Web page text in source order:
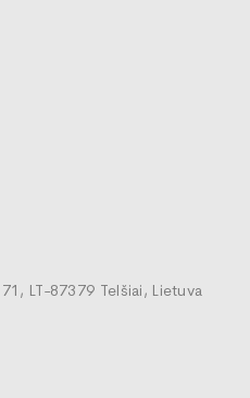
LT-87379 Telšiai, Lietuva